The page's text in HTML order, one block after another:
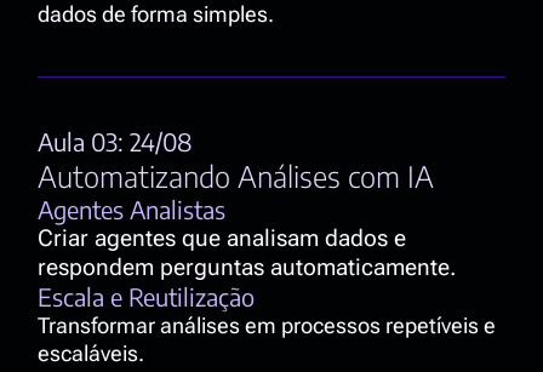
dados de forma simples.
Aula 03: 24/08
Automatizando Análises com IA
Agentes Analistas
Criar agentes que analisam dados e
respondem perguntas automaticamente.
Escala e Reutilização
Transformar análises em processos repetíveis e
escaláveis.